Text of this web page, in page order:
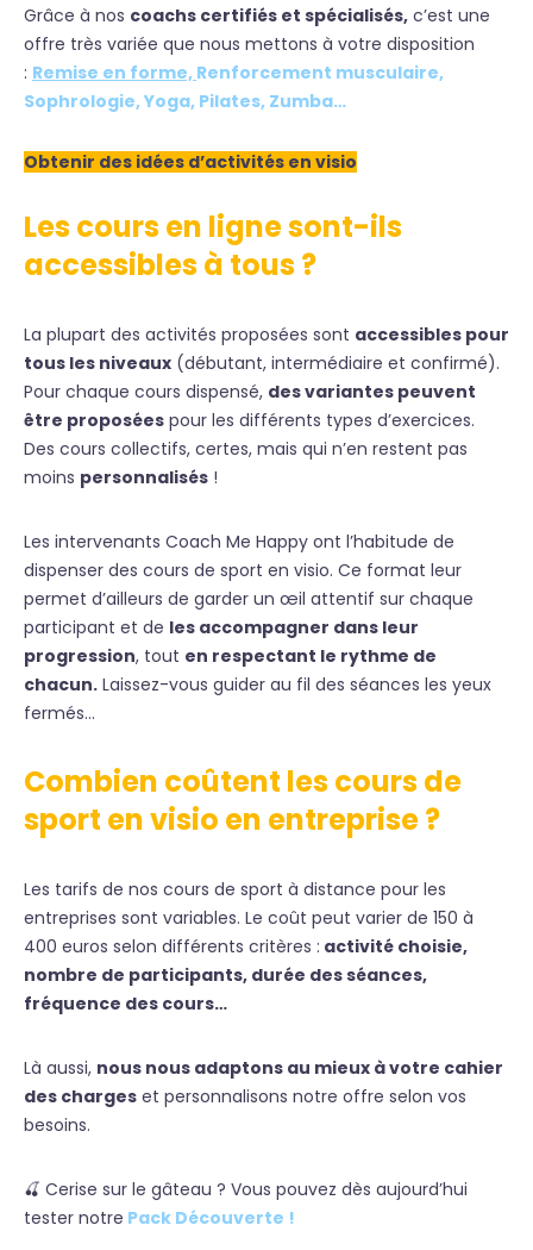
Grâce à nos coachs certifiés et spécialisés, c’est une
offre très variée que nous mettons à votre disposition
: Remise en forme, Renforcement musculaire,
Sophrologie,Yoga, Pilates, Zumba…
Obtenir des idées d’activités en visio
Les cours en ligne sont-ils
accessibles à tous ?
La plupart des activités proposées sont accessibles pour
tous les niveaux (débutant, intermédiaire et confirmé).
Pour chaque cours dispensé, des variantes peuvent
être proposées pour les différents types d’exercices.
Des cours collectifs, certes, mais qui n’en restent pas
moins personnalisés !
Les intervenants Coach Me Happy ont l’habitude de
dispenser des cours de sport en visio. Ce format leur
permet d’ailleurs de garder un œil attentif sur chaque
participant et de les accompagner dans leur
progression, tout en respectant le rythme de
chacun. Laissez-vous guider au fil des séances les yeux
fermés…
Combien coûtent les cours de
sport en visio en entreprise ?
Les tarifs de nos cours de sport à distance pour les
entreprises sont variables. Le coût peut varier de 150 à
400 euros selon différents critères : activité choisie,
nombre de participants, durée des séances,
fréquence des cours…
Là aussi, nous nous adaptons au mieux à votre cahier
des charges et personnalisons notre offre selon vos
besoins.
🍒 Cerise sur le gâteau ? Vous pouvez dès aujourd’hui
tester notre Pack Découverte !